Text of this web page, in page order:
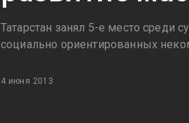
Татарстан занял 5-е место среди
социально ориентированных
4 июня 2013